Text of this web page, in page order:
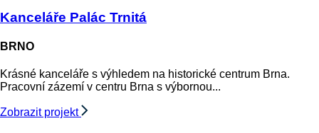
Kanceláře Palác Trnitá
BRNO
Krásné kanceláře s výhledem na historické centrum Brna.
Pracovní zázemí v centru Brna s výbornou...
Zobrazit projekt